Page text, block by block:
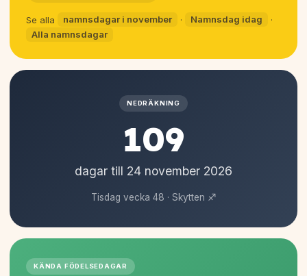
Se alla namnsdagar i november · Namnsdag idag
·
Alla namnsdagar
NEDRÄKNING
109
dagar till 24 november 2026
Tisdag vecka 48 · Skytten ♐
KÄNDA FÖDELSEDAGAR